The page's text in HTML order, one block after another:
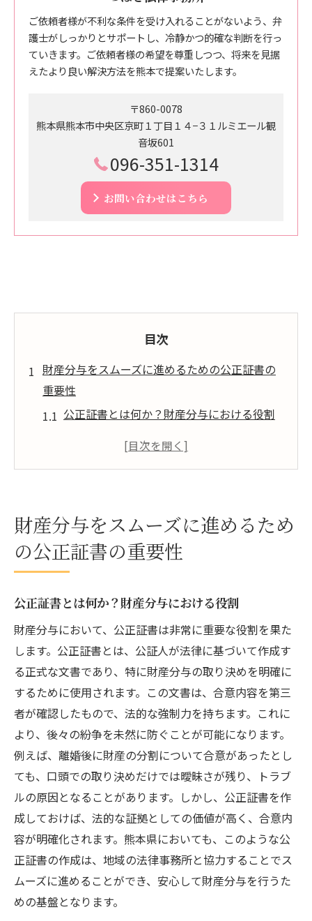
ご依頼者様が不利な条件を受け入れることがないよう、弁
護士がしっかりとサポートし、冷静かつ的確な判断を行っ
ていきます。ご依頼者様の希望を尊重しつつ、将来を見据
えたより良い解決方法を熊本で提案いたします。
〒860-0078
熊本県熊本市中央区京町１丁目１４−３１ルミエール観
音坂601
096-351-1314
お問い合わせはこちら
目次
財産分与をスムーズに進めるための公正証書の
重要性
公正証書とは何か？財産分与における役割
公正証書が財産分与を円滑にする理由
公正証書作成の成功事例とその影響
熊本県で財産分与を考える際の公正証書作成の
流れ
熊本県における公正証書作成の基本プロセ
ス
公証人選出のポイントと注意点
財産分与に関する相談の流れ
地域特有の法律知識とその活用法
熊本県での公正証書作成における手続き
効率的な公正証書作成のステップ
公正証書と財産分与熊本県の法律事務所がサポ
ート
地域に根ざした法律事務所の選び方
あおば法律事務所の専門性と実績
法律事務所による公正証書作成の支援
財産分与で頼れる法律事務所の見つけ方
財産分与をスムーズに進めるため
の公正証書の重要性
公正証書とは何か？財産分与における役割
財産分与において、公正証書は非常に重要な役割を果た
します。公正証書とは、公証人が法律に基づいて作成す
る正式な文書であり、特に財産分与の取り決めを明確に
するために使用されます。この文書は、合意内容を第三
者が確認したもので、法的な強制力を持ちます。これに
より、後々の紛争を未然に防ぐことが可能になります。
例えば、離婚後に財産の分割について合意があったとし
ても、口頭での取り決めだけでは曖昧さが残り、トラブ
ルの原因となることがあります。しかし、公正証書を作
成しておけば、法的な証拠としての価値が高く、合意内
容が明確化されます。熊本県においても、このような公
正証書の作成は、地域の法律事務所と協力することでス
ムーズに進めることができ、安心して財産分与を行うた
めの基盤となります。